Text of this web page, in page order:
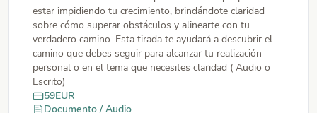
estar impidiendo tu crecimiento, brindándote claridad
sobre cómo superar obstáculos y alinearte con tu
verdadero camino. Esta tirada te ayudará a descubrir el
camino que debes seguir para alcanzar tu realización
personal o en el tema que necesites claridad ( Audio o
Escrito)
59EUR
Documento / Audio